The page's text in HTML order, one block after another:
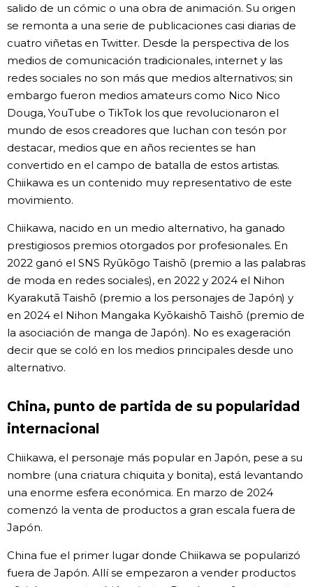
salido de un cómic o una obra de animación. Su origen
se remonta a una serie de publicaciones casi diarias de
cuatro viñetas en Twitter. Desde la perspectiva de los
medios de comunicación tradicionales, internet y las
redes sociales no son más que medios alternativos; sin
embargo fueron medios amateurs como Nico Nico
Douga, YouTube o TikTok los que revolucionaron el
mundo de esos creadores que luchan con tesón por
destacar, medios que en años recientes se han
convertido en el campo de batalla de estos artistas.
Chiikawa es un contenido muy representativo de este
movimiento.
Chiikawa, nacido en un medio alternativo, ha ganado
prestigiosos premios otorgados por profesionales. En
2022 ganó el SNS Ryūkōgo Taishō (premio a las palabras
de moda en redes sociales), en 2022 y 2024 el Nihon
Kyarakutā Taishō (premio a los personajes de Japón) y
en 2024 el Nihon Mangaka Kyōkaishō Taishō (premio de
la asociación de manga de Japón). No es exageración
decir que se coló en los medios principales desde uno
alternativo.
China, punto de partida de su popularidad
internacional
Chiikawa, el personaje más popular en Japón, pese a su
nombre (una criatura chiquita y bonita), está levantando
una enorme esfera económica. En marzo de 2024
comenzó la venta de productos a gran escala fuera de
Japón.
China fue el primer lugar donde Chiikawa se popularizó
fuera de Japón. Allí se empezaron a vender productos